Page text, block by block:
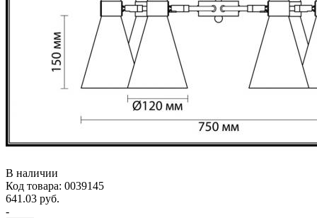
В наличии
Код товара: 0039145
641.03 руб.
-